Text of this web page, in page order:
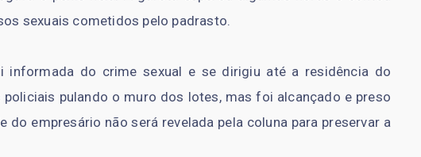
sexuais cometidos pelo padrasto.
informada do crime sexual e se dirigiu até a residência do
pulando o muro dos lotes, mas foi alcançado e preso
do empresário não será revelada pela coluna para preservar a